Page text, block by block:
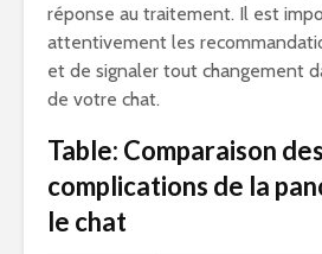
réponse au traitement. Il est
attentivement les
et de signaler tout changement
de votre chat.
Table: Comparaison des
complications de la
le chat